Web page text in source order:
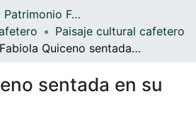
Statistics
Archivo del Patrimonio Fotográfico y Fílmico del Valle del Cauca
Paisaje cultural cafetero
Fabiola Quiceno sentada en su caballo
sentada en su